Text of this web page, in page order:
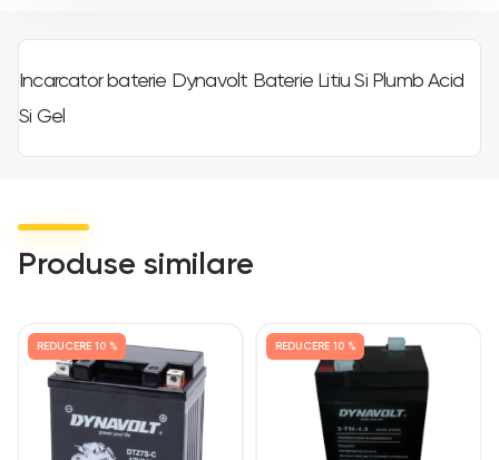
Incarcator baterie Dynavolt Baterie Litiu Si Plumb Acid
Si Gel
Produse similare
REDUCERE 10 % REDUCERE 10 %